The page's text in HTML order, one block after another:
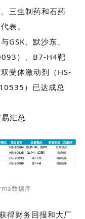
三生制药和石药
表。
GSK 、默沙东、
）、 B7-H4靶
双受体激动剂（ HS-
）已达成总
汇总
数据库
得财务回报和大厂